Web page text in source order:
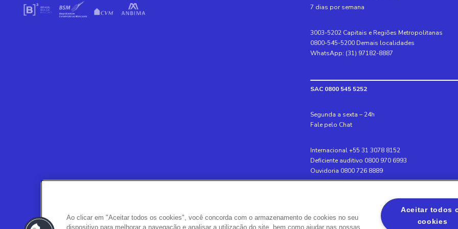
7 dias por semana
3003-5202 Capitais e Regiões Metropolitanas
0800-545-5200 Demais localidades
WhatsApp: (31) 97182-8887
SAC 0800 545 5252
Segunda a sexta – 24h
Fale pelo Chat
Internacional +55 31 3078 8152
Deficiente auditivo 0800 970 6993
Ouvidoria 0800 726 8889
Via Olímpia, São Paulo, SP 04547-130, Brasil, 3003-
Ao clicar em "Aceitar todos os cookies", você concorda com o armazenamento de cookies no seu
dispositivo para melhorar a navegação e analisar a utilização do site, bem como ajudar nas nossas
Aceitar todos
cookies